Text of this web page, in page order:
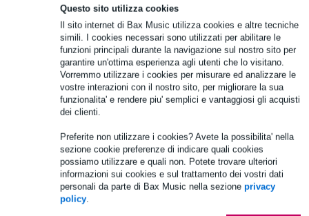
Questo sito utilizza cookies
Il sito internet di Bax Music utilizza cookies e altre tecniche
simili. I cookies necessari sono utilizzati per abilitare le
funzioni principali durante la navigazione sul nostro sito per
garantire un'ottima esperienza agli utenti che lo visitano.
Vorremmo utilizzare i cookies per misurare ed analizzare le
vostre interazioni con il nostro sito, per migliorare la sua
funzionalita' e rendere piu' semplici e vantaggiosi gli acquisti
dei clienti.
Preferite non utilizzare i cookies? Avete la possibilita' nella
sezione cookie preferenze di indicare quali cookies
possiamo utilizzare e quali non. Potete trovare ulteriori
informazioni sui cookies e sul trattamento dei vostri dati
personali da parte di Bax Music nella sezione privacy
policy.
Ancora 96 in stock nel nostro magazzino
Aggiungi al carrello
Ordina adesso = ricevi mercoledì
Oltre 48.000 articoli disponibili
1.250 marchi leader
Informazioni sul prodotto